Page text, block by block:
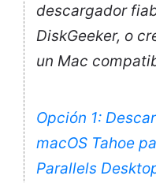
descargador
DiskGeeker, o
un Mac
Opción 1:
macOS Tahoe
Parallels